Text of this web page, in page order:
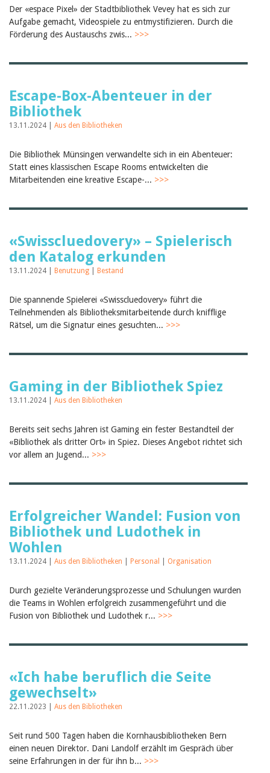
Der «espace Pixel» der Stadtbibliothek Vevey hat es sich zur
Aufgabe gemacht, Videospiele zu entmystifizieren. Durch die
Förderung des Austauschs zwis... >>>
Escape-Box-Abenteuer in der
Bibliothek
13.11.2024 | Aus den Bibliotheken
Die Bibliothek Münsingen verwandelte sich in ein Abenteuer:
Statt eines klassischen Escape Rooms entwickelten die
Mitarbeitenden eine kreative Escape-... >>>
«Swisscluedovery» – Spielerisch
den Katalog erkunden
13.11.2024 | Benutzung Bestand
Die spannende Spielerei «Swisscluedovery» führt die
Teilnehmenden als Bibliotheksmitarbeitende durch knifflige
Rätsel, um die Signatur eines gesuchten... >>>
Gaming in der Bibliothek Spiez
13.11.2024 | Aus den Bibliotheken
Bereits seit sechs Jahren ist Gaming ein fester Bestandteil der
«Bibliothek als dritter Ort» in Spiez. Dieses Angebot richtet sich
vor allem an Jugend... >>>
Erfolgreicher Wandel: Fusion von
Bibliothek und Ludothek in
Wohlen
13.11.2024 | Aus den Bibliotheken Personal Organisation
Durch gezielte Veränderungsprozesse und Schulungen wurden
die Teams in Wohlen erfolgreich zusammengeführt und die
Fusion von Bibliothek und Ludothek r... >>>
«Ich habe beruflich die Seite
gewechselt»
22.11.2023 | Aus den Bibliotheken
Seit rund 500 Tagen haben die Kornhausbibliotheken Bern
einen neuen Direktor. Dani Landolf erzählt im Gespräch über
seine Erfahrungen in der für ihn b... >>>